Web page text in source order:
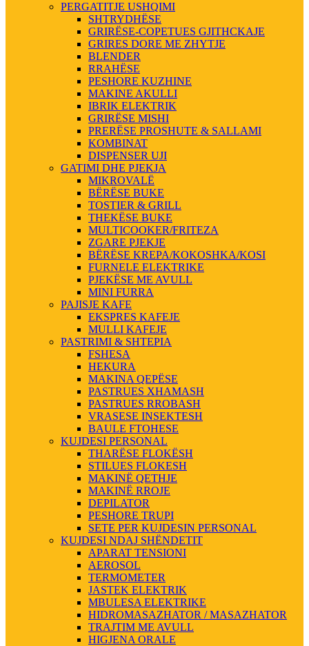
PERGATITJE USHQIMI
SHTRYDHËSE
GRIRËSE-COPETUES GJITHCKAJE
GRIRES DORE ME ZHYTJE
BLENDER
RRAHËSE
PESHORE KUZHINE
MAKINE AKULLI
IBRIK ELEKTRIK
GRIRËSE MISHI
PRERËSE PROSHUTE & SALLAMI
KOMBINAT
DISPENSER UJI
GATIMI DHE PJEKJA
MIKROVALË
BËRËSE BUKE
TOSTIER & GRILL
THEKËSE BUKE
MULTICOOKER/FRITEZA
ZGARE PJEKJE
BËRËSE KREPA/KOKOSHKA/KOSI
FURNELE ELEKTRIKE
PJEKËSE ME AVULL
MINI FURRA
PAJISJE KAFE
EKSPRES KAFEJE
MULLI KAFEJE
PASTRIMI & SHTEPIA
FSHESA
HEKURA
MAKINA QEPËSE
PASTRUES XHAMASH
PASTRUES RROBASH
VRASESE INSEKTESH
BAULE FTOHESE
KUJDESI PERSONAL
THARËSE FLOKËSH
STILUES FLOKESH
MAKINË QETHJE
MAKINË RROJE
DEPILATOR
PESHORE TRUPI
SETE PER KUJDESIN PERSONAL
KUJDESI NDAJ SHËNDETIT
APARAT TENSIONI
AEROSOL
TERMOMETER
JASTEK ELEKTRIK
MBULESA ELEKTRIKE
HIDROMASAZHATOR / MASAZHATOR
TRAJTIM ME AVULL
HIGJENA ORALE